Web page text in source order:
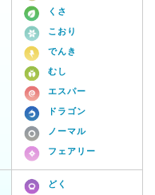
くさ
こおり
でんき
むし
エスパー
ドラゴン
ノーマル
フェアリー
どく